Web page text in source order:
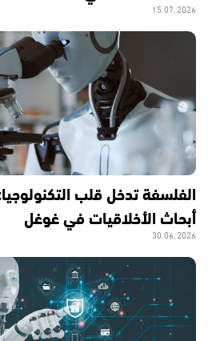
15.07.2026
الفلسفة تدخل قلب
أبحاث الأخلاقيات في غوغل
30.06.2026